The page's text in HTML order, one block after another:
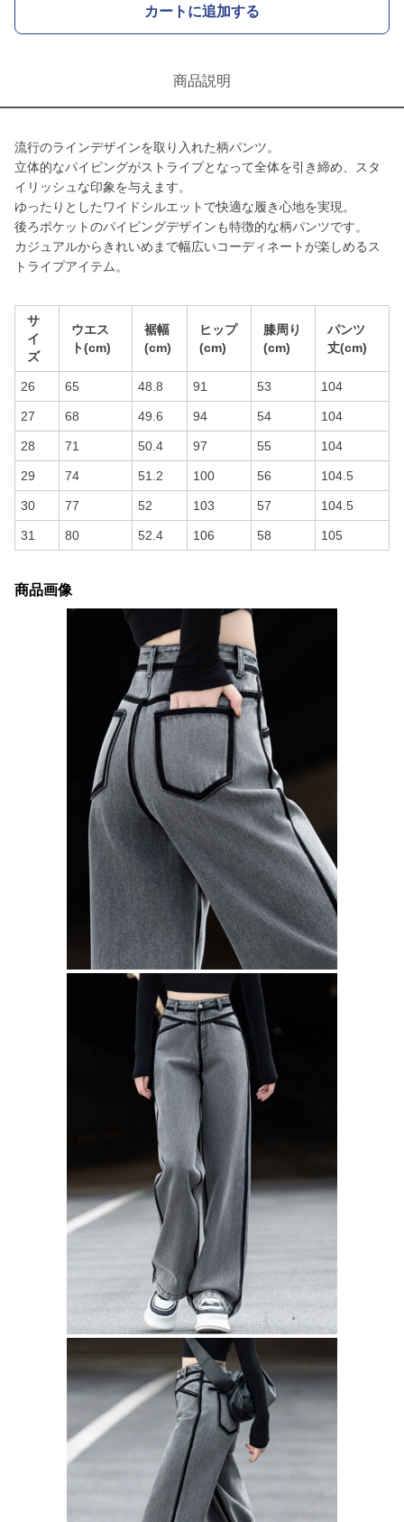
カートに追加する
商品説明
流行のラインデザインを取り入れた柄パンツ。
立体的なパイピングがストライプとなって全体を引き締め、スタ
イリッシュな印象を与えます。
ゆったりとしたワイドシルエットで快適な履き心地を実現。
後ろポケットのパイピングデザインも特徴的な柄パンツです。
カジュアルからきれいめまで幅広いコーディネートが楽しめるス
トライプアイテム。
サ
イ
ズ
ウエス
ト(cm)
裾幅
(cm)
ヒップ
(cm)
膝周り
(cm)
パンツ
丈(cm)
26 65 48.8 91 53 104
27 68 49.6 94 54 104
28 71 50.4 97 55 104
29 74 51.2 100 56 104.5
30 77 52 103 57 104.5
31 80 52.4 106 58 105
商品画像